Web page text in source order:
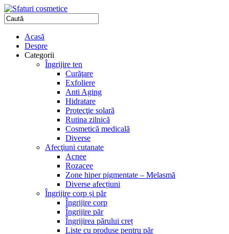
Acasă
Despre
Categorii
Îngrijire ten
Curăţare
Exfoliere
Anti Aging
Hidratare
Protecţie solară
Rutina zilnică
Cosmetică medicală
Diverse
Afecţiuni cutanate
Acnee
Rozacee
Zone hiper pigmentate – Melasmă
Diverse afecțiuni
Îngrijire corp și păr
Îngrijire corp
Îngrijire păr
Îngrijirea părului creț
Liste cu produse pentru păr